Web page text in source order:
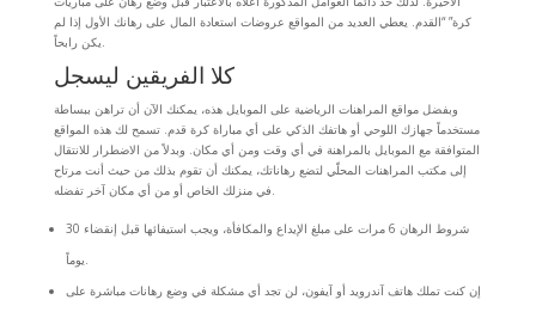
كرة” “القدم. يعطي العديد من المواقع عروضات استعادة المال على رهانك الأول إذا لم
يكن رابحاً.
كلا الفريقين ليسجل
وبفضل مواقع المراهنات الرياضية على الموبايل هذه، يمكنك الآن أن تراهن ببساطة
مستخدماً جهازك اللوحي أو هاتفك الذكي على أي مباراة كرة قدم. تسمح لك هذه المواقع
المتوافقة مع الموبايل بالمراهنة في أي وقت ومن أي مكان. وبدلاً من الاضطرار للانتقال
إلى مكتب المراهنات المحلّي لتضع رهاناتك، يمكنك أن تقوم بذلك من حيث أنت مرتاح
في منزلك الخاص أو من أي مكان آخر تفضله.
شروط الرهان 6 مرات على مبلغ الإيداع والمكافأة، ويجب استيفائها قبل إنقضاء 30
يوماً.
إن كنت تملك هاتف آندرويد أو آيفون، لن تجد أي مشكلة في وضع رهانات مباشرة على